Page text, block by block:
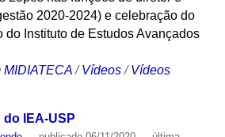
2020-2024) e celebração do
do Instituto de Estudos Avançados
MIDIATECA /Vídeos /Vídeos
do IEA-USP